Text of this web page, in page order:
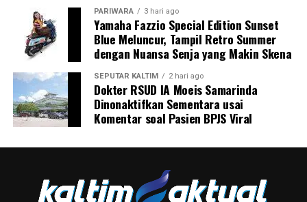
PARIWARA 3 hari ago
Yamaha Fazzio Special Edition Sunset
Blue Meluncur, Tampil Retro Summer
dengan Nuansa Senja yang Makin Skena
SEPUTAR KALTIM 2 hari ago
Dokter RSUD IA Moeis Samarinda
Dinonaktifkan Sementara usai
Komentar soal Pasien BPJS Viral